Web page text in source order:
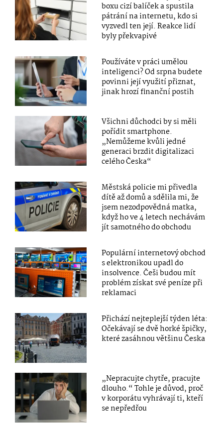
boxu cizí balíček a spustila
pátrání na internetu, kdo si
vyzvedl ten její. Reakce lidí
byly překvapivé
Používáte v práci umělou
inteligenci? Od srpna budete
povinni její využití přiznat,
jinak hrozí finanční postih
Všichni důchodci by si měli
pořídit smartphone.
„Nemůžeme kvůli jedné
generaci brzdit digitalizaci
celého Česka“
Městská policie mi přivedla
dítě až domů a sdělila mi, že
jsem nezodpovědná matka,
když ho ve 4 letech nechávám
jít samotného do obchodu
Populární internetový obchod
s elektronikou upadl do
insolvence. Češi budou mít
problém získat své peníze při
reklamaci
Přichází nejteplejší týden léta:
Očekávají se dvě horké špičky,
které zasáhnou většinu Česka
„Nepracujte chytře, pracujte
dlouho.“ Tohle je důvod, proč
v korporátu vyhrávají ti, kteří
se nepředřou